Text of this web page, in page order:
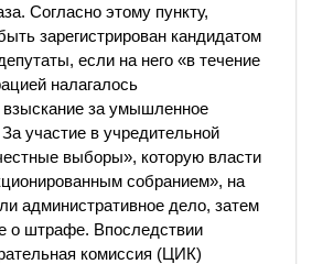
Согласно этому пункту,
зарегистрирован кандидатом
если на него «в течение
налагалось
взыскание за умышленное
участие в учредительной
выборы», которую власти
собранием», на
административное дело, затем
о штрафе. Впоследствии
комиссия (ЦИК)